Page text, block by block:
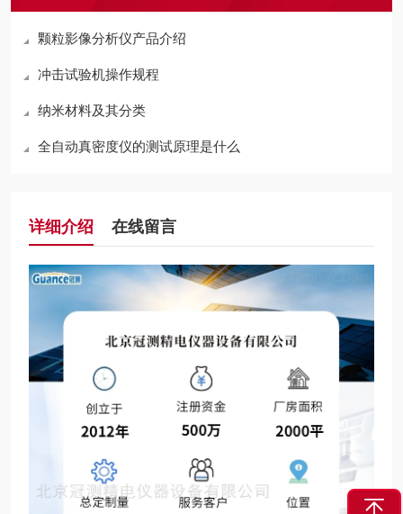
颗粒影像分析仪产品介绍
冲击试验机操作规程
纳米材料及其分类
全自动真密度仪的测试原理是什么
详细介绍 在线留言